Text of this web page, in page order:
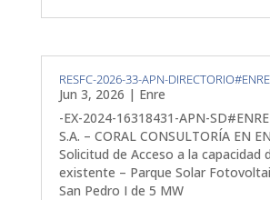
RESFC-2026-33-APN-
Jun 3, 2026 | Enre
-EX-2024-16318431-APN-
S.A. – CORAL CONSULTORÍA EN
Solicitud de Acceso a la capacidad
existente – Parque Solar
San Pedro I de 5 MW